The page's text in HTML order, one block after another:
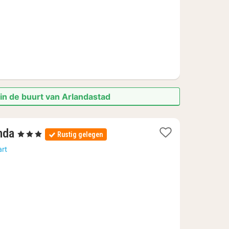
de buurt van Arlandastad
1
, 3 Sterren Rustig gelegen